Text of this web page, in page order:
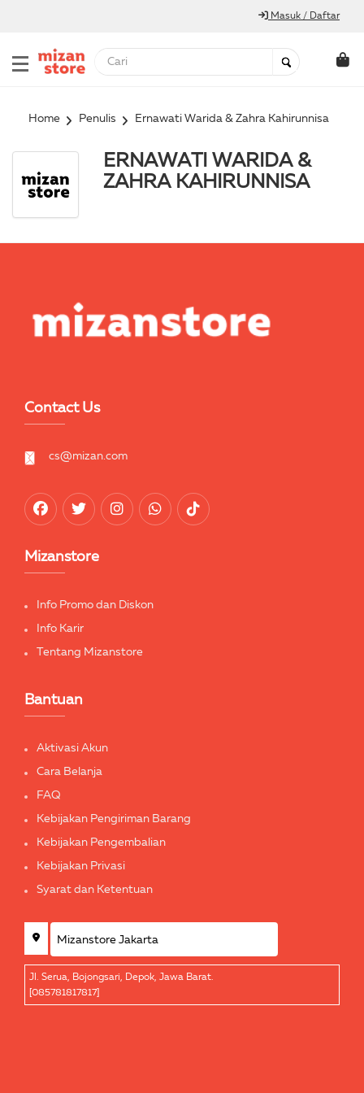
Masuk / Daftar
Home Penulis Ernawati Warida & Zahra Kahirunnisa
ERNAWATI WARIDA &
ZAHRA KAHIRUNNISA
Contact Us
cs@mizan.com
Mizanstore
Info Promo dan Diskon
Info Karir
Tentang Mizanstore
Bantuan
Aktivasi Akun
Cara Belanja
FAQ
Kebijakan Pengiriman Barang
Kebijakan Pengembalian
Kebijakan Privasi
Syarat dan Ketentuan
Jl. Serua, Bojongsari, Depok, Jawa Barat.
[085781817817]